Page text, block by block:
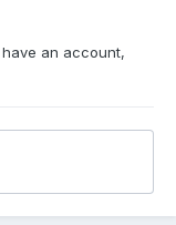
an account,